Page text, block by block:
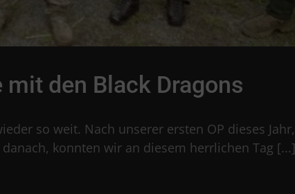
den Black Dragons
so weit. Nach unserer ersten OP dieses Jahr,
konnten wir an diesem herrlichen Tag [...]